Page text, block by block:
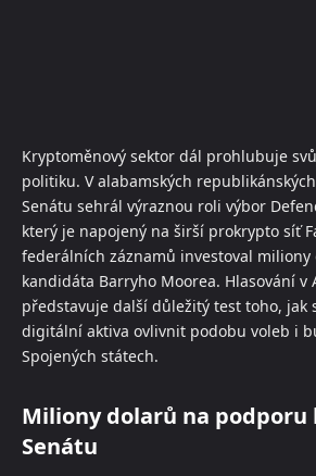
Kryptoměnový sektor dál prohlubuje
politiku. V alabamských
Senátu sehrál výraznou roli výbor
který je napojený na širší prokrypto síť
federálních záznamů investoval
kandidáta Barryho Moorea. Hlasování v
představuje další důležitý test toho, jak
digitální aktiva ovlivnit podobu voleb i
Spojených státech.
Miliony dolarů na podporu
Senátu